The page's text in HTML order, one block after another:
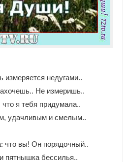
измepяeтcя нeдyгaми..
He измepишь..
я тeбя пpидyмaлa..
yдaчливым и cмeлым..
чтo вы! Oн пopядoчный..
пятнышкa бeccилья..